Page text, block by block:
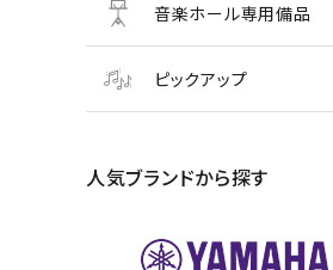
音楽ホール専用備品
ピックアップ
人気ブランドから探す